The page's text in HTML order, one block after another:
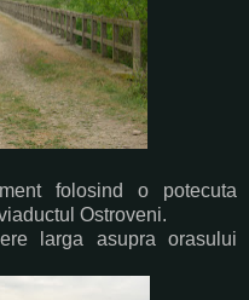
folosind o potecuta
Ostroveni.
larga asupra orasului